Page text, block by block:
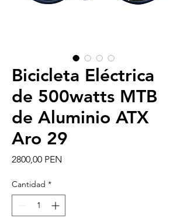
Bicicleta Eléctrica
de 500watts MTB
de Aluminio ATX
Aro 29
2800,00 PEN
Cantidad *